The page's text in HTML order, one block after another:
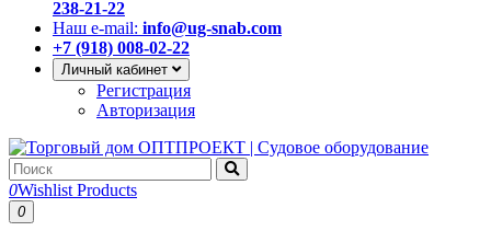
238-21-22
Наш e-mail: info@ug-snab.com
+7 (918) 008-02-22
Личный кабинет
Регистрация
Авторизация
0Wishlist Products
0